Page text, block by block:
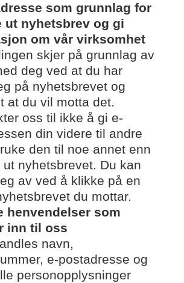
som grunnlag for
ut nyhetsbrev og gi
om vår virksomhet
skjer på grunnlag av
deg ved at du har
på nyhetsbrevet og
at du vil motta det.
oss til ikke å gi e-
din videre til andre
den til noe annet enn
ut nyhetsbrevet. Du kan
av ved å klikke på en
du mottar.
henvendelser som
inn til oss
navn,
e-postadresse og
personopplysninger